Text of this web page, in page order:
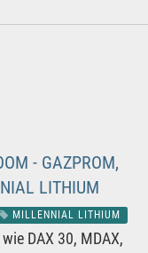
- GAZPROM,
LITHIUM
MILLENNIAL LITHIUM
DAX 30, MDAX,